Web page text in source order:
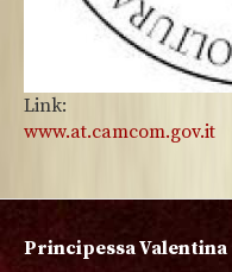
Link:
www.at.camcom.gov.it
Principessa Valentina